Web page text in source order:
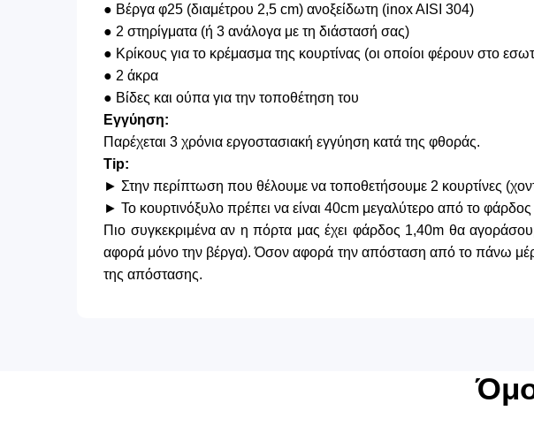
● Βέργα φ25 (διαμέτρου 2,5 cm) ανοξείδωτη (inox AISI 304)
● 2 στηρίγματα (ή 3 ανάλογα με τη διάστασή σας)
● Κρίκους για το κρέμασμα της κουρτίνας (οι οποίοι φέρουν στο
● 2 άκρα
● Βίδες και ούπα για την τοποθέτηση του
Εγγύηση:
Παρέχεται 3 χρόνια εργοστασιακή εγγύηση κατά της φθοράς.
Tip:
► Στην περίπτωση που θέλουμε να τοποθετήσουμε 2 κουρτίνες
► Το κουρτινόξυλο πρέπει να είναι 40cm μεγαλύτερο από το
Πιο συγκεκριμένα αν η πόρτα μας έχει φάρδος 1,40m θα
αφορά μόνο την βέργα). Όσον αφορά την απόσταση από το πάνω
της απόστασης.